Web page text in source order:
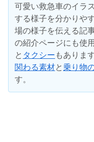
可愛い救急車のイラ
する様子を分かりや
場の様子を伝える記
の紹介ページにも使
と タクシー もありま
関わる素材と乗り物
す。